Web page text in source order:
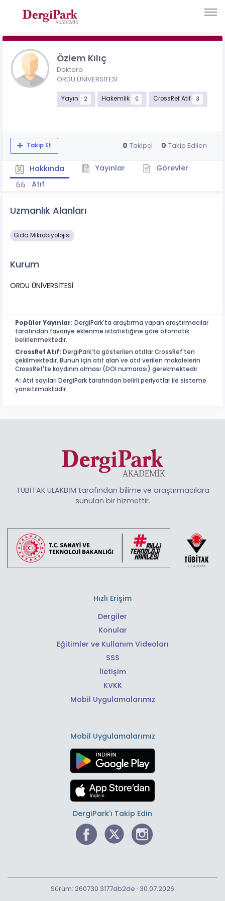
Özlem Kılıç
Doktora
ORDU ÜNİVERSİTESİ
Yayın 2 Hakemlik 0 CrossRef Atıf 3
Takip Et 0 Takipçi 0 Takip Edilen
Hakkında Yayınlar
Görevler
Atıf
Uzmanlık Alanları
Gıda Mikrobiyolojisi
Kurum
ORDU ÜNİVERSİTESİ
Popüler Yayınlar: DergiPark'ta araştırma yapan araştırmacılar
tarafından favoriye eklenme istatistiğine göre otomatik
belirlenmektedir.
CrossRef Atıf: DergiPark'ta gösterilen atıflar CrossRef'ten
çekilmektedir. Bunun için atıf alan ve atıf verilen makalelerin
CrossRef'te kaydının olması (DOI numarası) gerekmektedir.
^: Atıf sayıları DergiPark tarafından belirli periyotlar ile sisteme
yansıtılmaktadır.
TÜBİTAK ULAKBİM tarafından bilime ve araştırmacılara
sunulan bir hizmettir.
Hızlı Erişim
Dergiler
Konular
Eğitimler ve Kullanım Videoları
SSS
İletişim
KVKK
Mobil Uygulamalarımız
Mobil Uygulamalarımız
DergiPark'ı Takip Edin
Sürüm: 260730.3177db2de · 30.07.2026